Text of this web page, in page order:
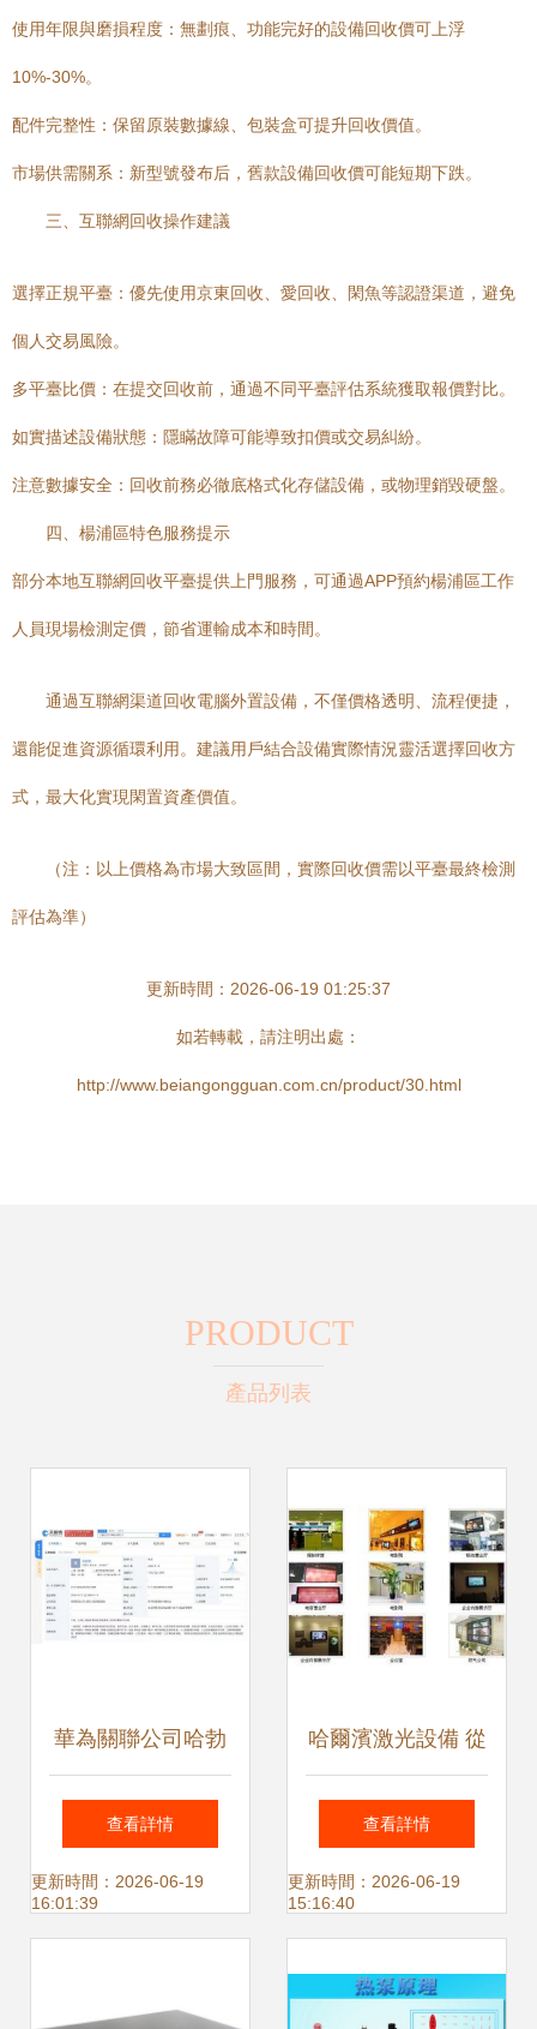
使用年限與磨損程度：無劃痕、功能完好的設備回收價可上浮
10%-30%。
配件完整性：保留原裝數據線、包裝盒可提升回收價值。
市場供需關系：新型號發布后，舊款設備回收價可能短期下跌。
三、互聯網回收操作建議
選擇正規平臺：優先使用京東回收、愛回收、閑魚等認證渠道，避免
個人交易風險。
多平臺比價：在提交回收前，通過不同平臺評估系統獲取報價對比。
如實描述設備狀態：隱瞞故障可能導致扣價或交易糾紛。
注意數據安全：回收前務必徹底格式化存儲設備，或物理銷毀硬盤。
四、楊浦區特色服務提示
部分本地互聯網回收平臺提供上門服務，可通過APP預約楊浦區工作
人員現場檢測定價，節省運輸成本和時間。
通過互聯網渠道回收電腦外置設備，不僅價格透明、流程便捷，
還能促進資源循環利用。建議用戶結合設備實際情況靈活選擇回收方
式，最大化實現閑置資產價值。
（注：以上價格為市場大致區間，實際回收價需以平臺最終檢測
評估為準）
更新時間：2026-06-19 01:25:37
如若轉載，請注明出處：
http://www.beiangongguan.com.cn/product/30.html
PRODUCT
產品列表
華為關聯公司哈勃
投資入股立芯科
技，持股20%布局
查看詳情
更新時間：2026-06-19
16:01:39
哈爾濱激光設備 從
本地批發到互聯網
銷售的轉型之路
查看詳情
更新時間：2026-06-19
15:16:40